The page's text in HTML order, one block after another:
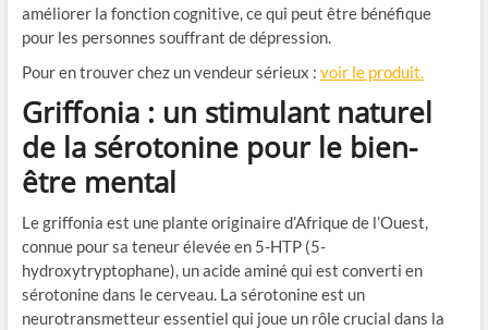
améliorer la fonction cognitive, ce qui peut être bénéfique
pour les personnes souffrant de dépression.
Pour en trouver chez un vendeur sérieux : voir le produit.
Griffonia : un stimulant naturel
de la sérotonine pour le bien-
être mental
Le griffonia est une plante originaire d’Afrique de l’Ouest,
connue pour sa teneur élevée en 5-HTP (5-
hydroxytryptophane), un acide aminé qui est converti en
sérotonine dans le cerveau. La sérotonine est un
neurotransmetteur essentiel qui joue un rôle crucial dans la